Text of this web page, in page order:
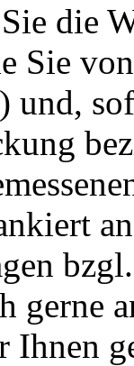
die
Sie
und,
gerne
Ihnen